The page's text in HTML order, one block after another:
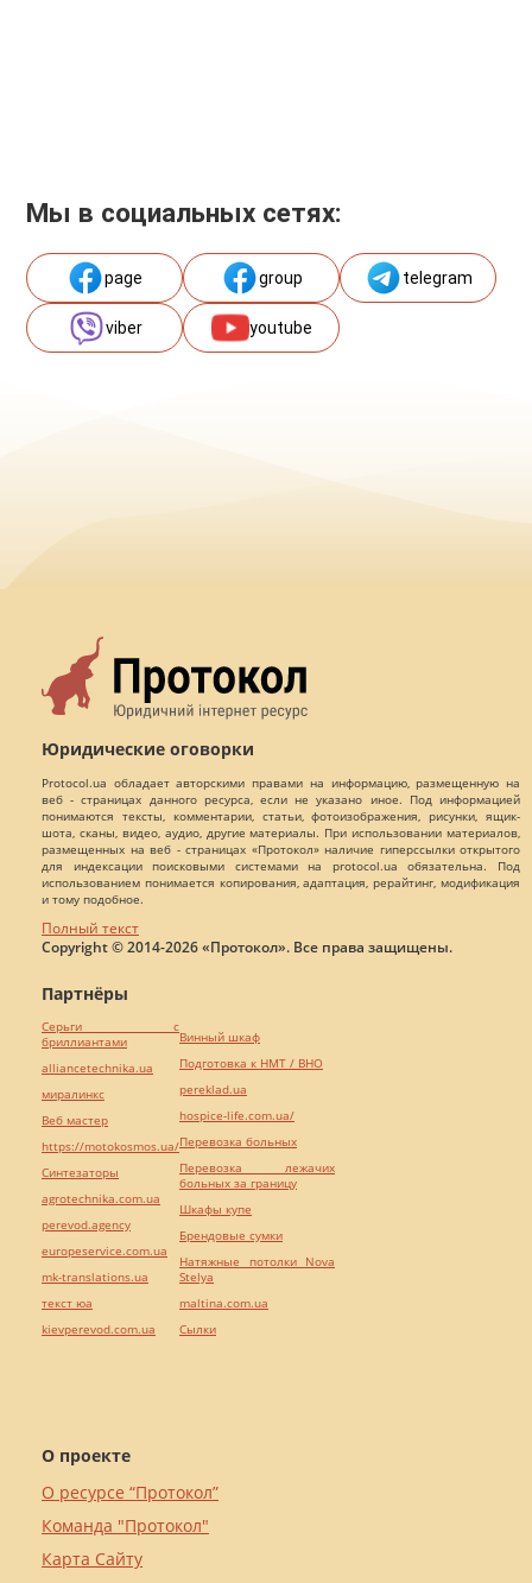
Мы в социальных сетях:
page group telegram
viber youtube
Юридические оговорки
Protocol.ua обладает авторскими правами на информацию, размещенную на
веб - страницах данного ресурса, если не указано иное. Под информацией
понимаются тексты, комментарии, статьи, фотоизображения, рисунки, ящик-
шота, сканы, видео, аудио, другие материалы. При использовании материалов,
размещенных на веб - страницах «Протокол» наличие гиперссылки открытого
для индексации поисковыми системами на protocol.ua обязательна. Под
использованием понимается копирования, адаптация, рерайтинг, модификация
и тому подобное.
Полный текст
Copyright © 2014-2026 «Протокол». Все права защищены.
О проекте
О ресурсе “Протокол”
Команда "Протокол"
Карта Сайту
Партнёры
Серьги с
бриллиантами
alliancetechnika.ua
миралинкс
Веб мастер
https://motokosmos.ua/
Синтезаторы
agrotechnika.com.ua
perevod.agency
europeservice.com.ua
mk-translations.ua
текст юа
kievperevod.com.ua
Винный шкаф
Подготовка к НМТ / ВНО
pereklad.ua
hospice-life.com.ua/
Перевозка больных
Перевозка лежачих
больных за границу
Шкафы купе
Брендовые сумки
Натяжные потолки Nova
Stelya
maltina.com.ua
Cылки